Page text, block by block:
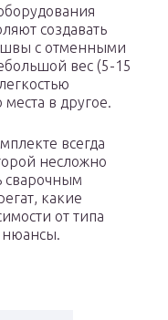
создавать
швы с отменными
вес (5-15
в другое.
всегда
несложно
сварочным
какие
от типа
нюансы.